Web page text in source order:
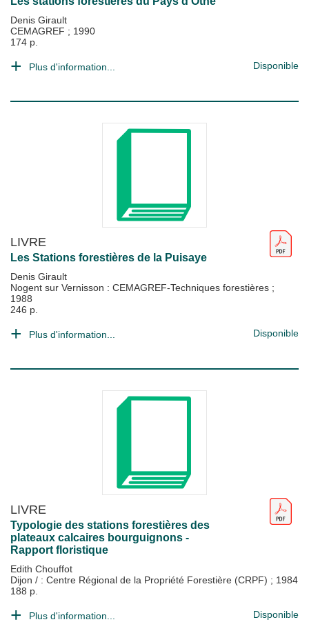
Denis Girault
CEMAGREF ; 1990
174 p.
Plus d'information... Disponible
LIVRE
Les Stations forestières de la Puisaye
Denis Girault
Nogent sur Vernisson : CEMAGREF-Techniques forestières ;
1988
246 p.
Plus d'information... Disponible
LIVRE
Typologie des stations forestières des
plateaux calcaires bourguignons -
Rapport floristique
Edith Chouffot
Dijon / : Centre Régional de la Propriété Forestière (CRPF) ; 1984
188 p.
Plus d'information... Disponible